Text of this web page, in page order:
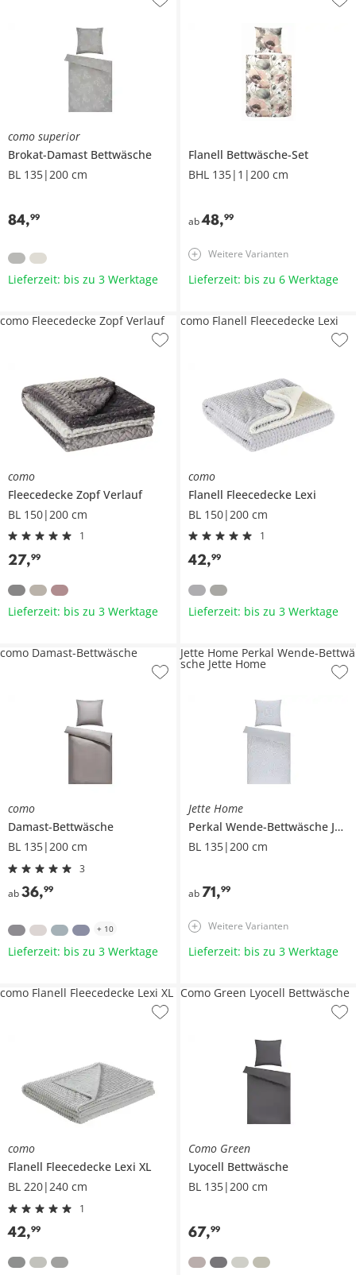
como superior
Brokat-Damast Bettwäsche
BL 135|200 cm
84,99
Lieferzeit: bis zu 3 Werktage
Flanell Bettwäsche-Set
BHL 135|1|200 cm
ab48,99
Weitere Varianten
Lieferzeit: bis zu 6 Werktage
como
Fleecedecke Zopf Verlauf
BL 150|200 cm
1
27,99
como Fleecedecke Zopf Verlauf
Lieferzeit: bis zu 3 Werktage
como
Flanell Fleecedecke Lexi
BL 150|200 cm
1
42,99
como Flanell Fleecedecke Lexi
Lieferzeit: bis zu 3 Werktage
como
Damast-Bettwäsche
BL 135|200 cm
3
ab36,99
como Damast-Bettwäsche
+ 10
Lieferzeit: bis zu 3 Werktage
Jette Home
Perkal Wende-Bettwäsche Jette Home
BL 135|200 cm
ab 71,99
Jette Home Perkal Wende-Bettwä
sche Jette Home
Weitere Varianten
Lieferzeit: bis zu 3 Werktage
como
Flanell Fleecedecke Lexi XL
BL 220|240 cm
1
42,99
como Flanell Fleecedecke Lexi XL
Como Green
Lyocell Bettwäsche
BL 135|200 cm
67,99
Como Green Lyocell Bettwäsche